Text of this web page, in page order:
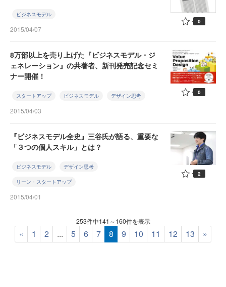
ビジネスモデル
2015/04/07
0
8万部以上を売り上げた『ビジネスモデル・ジ
ェネレーション』の共著者、新刊発売記念セミ
ナー開催！
スタートアップ ビジネスモデル デザイン思考
2015/04/03
0
『ビジネスモデル全史』三谷氏が語る、重要な
「３つの個人スキル」とは？
ビジネスモデル デザイン思考
リーン・スタートアップ
2015/04/01
2
253件中141～160件を表示
« 1 2 ... 5 6 7 8 9 10 11 12 13 »